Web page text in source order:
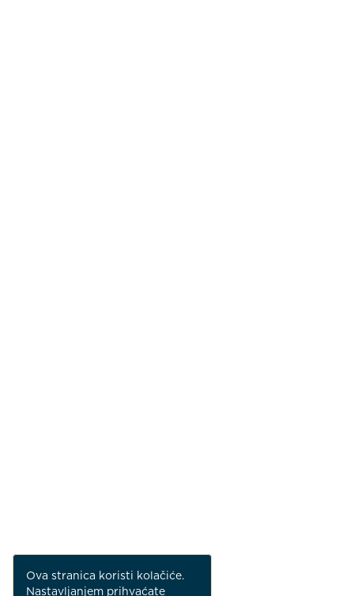
Ova stranica koristi kolačiće.
Nastavljanjem prihvaćate